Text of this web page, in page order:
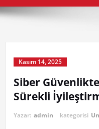
Kasım 14, 2025
Siber
Sürekli
Yazar: admin kategorisi